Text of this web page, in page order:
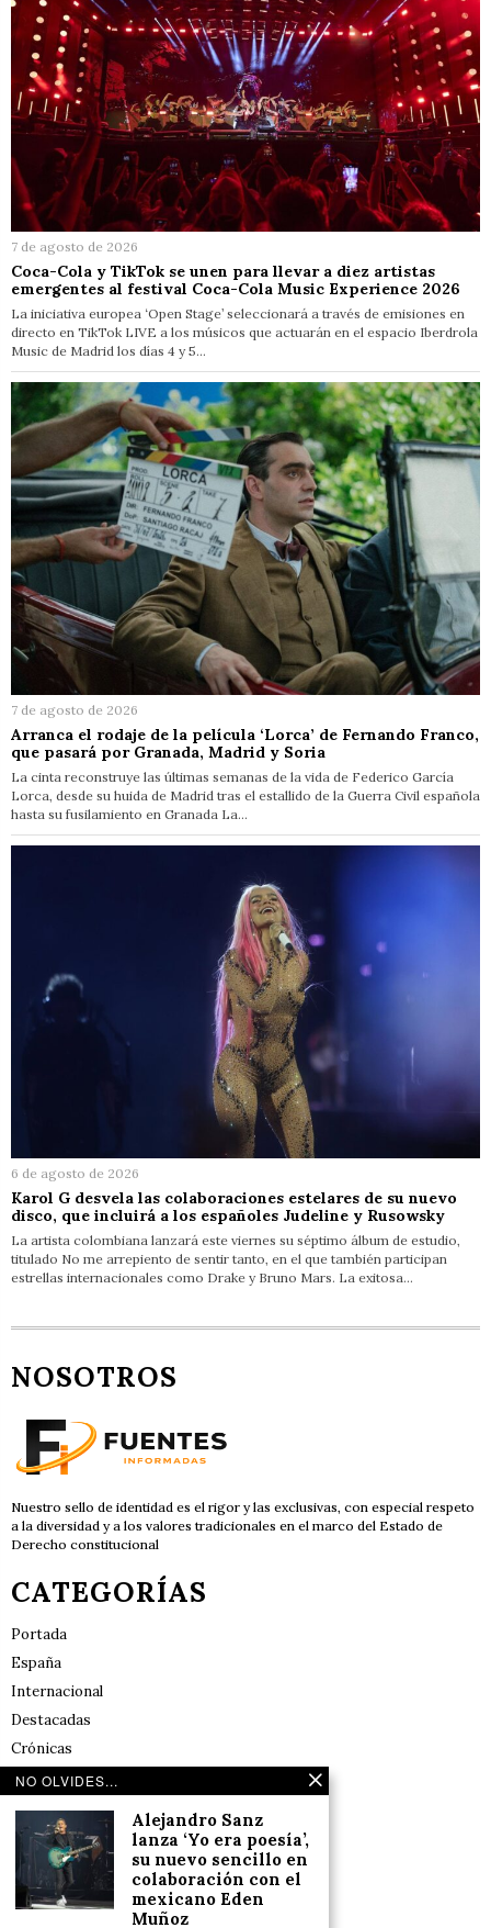
7 de agosto de 2026
Coca-Cola y TikTok se unen para llevar a diez artistas
emergentes al festival Coca-Cola Music Experience 2026
La iniciativa europea ‘Open Stage’ seleccionará a través de emisiones en
directo en TikTok LIVE a los músicos que actuarán en el espacio Iberdrola
Music de Madrid los días 4 y 5…
7 de agosto de 2026
Arranca el rodaje de la película ‘Lorca’ de Fernando Franco,
que pasará por Granada, Madrid y Soria
La cinta reconstruye las últimas semanas de la vida de Federico García
Lorca, desde su huida de Madrid tras el estallido de la Guerra Civil española
hasta su fusilamiento en Granada La…
6 de agosto de 2026
Karol G desvela las colaboraciones estelares de su nuevo
disco, que incluirá a los españoles Judeline y Rusowsky
La artista colombiana lanzará este viernes su séptimo álbum de estudio,
titulado No me arrepiento de sentir tanto, en el que también participan
estrellas internacionales como Drake y Bruno Mars. La exitosa…
NOSOTROS
Nuestro sello de identidad es el rigor y las exclusivas, con especial respeto
a la diversidad y a los valores tradicionales en el marco del Estado de
Derecho constitucional
CATEGORÍAS
Portada
España
Internacional
Destacadas
Crónicas
Noticias de deportes en España
Reflexiones
LINKS
NO OLVIDES...
Alejandro Sanz
lanza ‘Yo era poesía’,
su nuevo sencillo en
colaboración con el
mexicano Eden
Muñoz